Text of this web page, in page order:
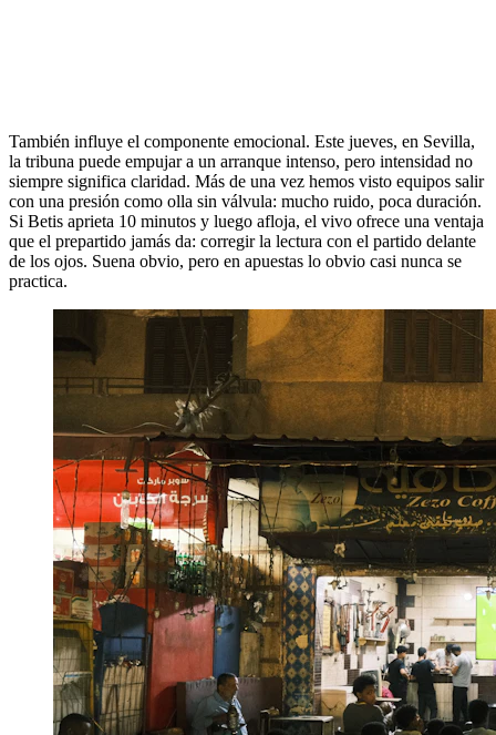
También influye el componente emocional. Este jueves, en Sevilla,
la tribuna puede empujar a un arranque intenso, pero intensidad no
siempre significa claridad. Más de una vez hemos visto equipos salir
con una presión como olla sin válvula: mucho ruido, poca duración.
Si Betis aprieta 10 minutos y luego afloja, el vivo ofrece una ventaja
que el prepartido jamás da: corregir la lectura con el partido delante
de los ojos. Suena obvio, pero en apuestas lo obvio casi nunca se
practica.